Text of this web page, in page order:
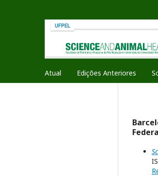
Atual Edições Anteriores